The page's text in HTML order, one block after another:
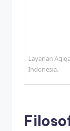
Layanan
Indonesia.